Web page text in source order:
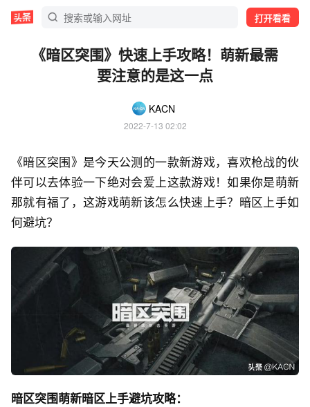
打开看看
《暗区突围》快速上手攻略！萌新最需
要注意的是这一点
KACN
2022-7-13 02:02
《暗区突围》是今天公测的一款新游戏，喜欢枪战的伙
伴可以去体验一下绝对会爱上这款游戏！如果你是萌新
那就有福了，这游戏萌新该怎么快速上手？暗区上手如
何避坑？
暗区突围萌新暗区上手避坑攻略：